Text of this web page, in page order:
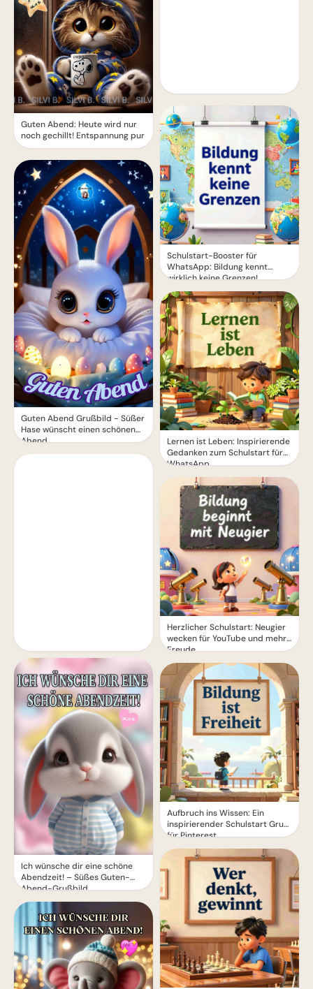
Guten Abend: Heute wird nur
noch gechillt! Entspannung pur
Guten Abend Grußbild - Süßer
Hase wünscht einen schönen
Abend
Ich wünsche dir eine schöne
Abendzeit! – Süßes Guten-
Abend-Grußbild
Schulstart-Booster für
WhatsApp: Bildung kennt
wirklich keine Grenzen!
Lernen ist Leben: Inspirierende
Gedanken zum Schulstart für
WhatsApp.
Herzlicher Schulstart: Neugier
wecken für YouTube und mehr
Freude
Aufbruch ins Wissen: Ein
inspirierender Schulstart Gruß
für Pinterest